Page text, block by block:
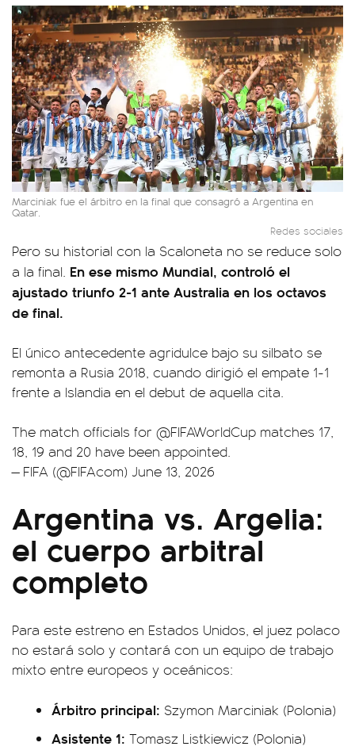
Marciniak fue el árbitro en la final que consagró a Argentina en
Qatar.
Redes sociales
Pero su historial con la Scaloneta no se reduce solo
a la final. En ese mismo Mundial, controló el
ajustado triunfo 2-1 ante Australia en los octavos
de final.
El único antecedente agridulce bajo su silbato se
remonta a Rusia 2018, cuando dirigió el empate 1-1
frente a Islandia en el debut de aquella cita.
The match officials for @FIFAWorldCup matches 17,
18, 19 and 20 have been appointed.
— FIFA (@FIFAcom) June 13, 2026
Argentina vs. Argelia:
el cuerpo arbitral
completo
Para este estreno en Estados Unidos, el juez polaco
no estará solo y contará con un equipo de trabajo
mixto entre europeos y oceánicos:
Árbitro principal: Szymon Marciniak (Polonia)
Asistente 1: Tomasz Listkiewicz (Polonia)